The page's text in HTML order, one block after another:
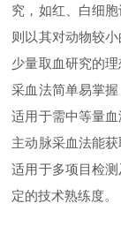
究，如红、白细
则以其对动物较
少量取血研究的
采血法简单易掌
适用于需中等量
主动脉采血法能
适用于多项目检
定的技术熟练度。